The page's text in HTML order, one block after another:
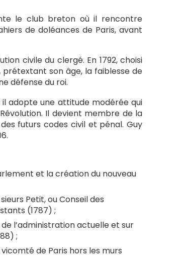
le club breton où il rencontre
de doléances de Paris, avant
civile du clergé. En 1792, choisi
prétextant son âge, la faiblesse de
défense du roi.
adopte une attitude modérée qui
Il devient membre de la
futurs codes civil et pénal. Guy
et la création du nouveau
Petit, ou Conseil des
(1787) ;
l’administration actuelle et sur
;
de Paris hors les murs